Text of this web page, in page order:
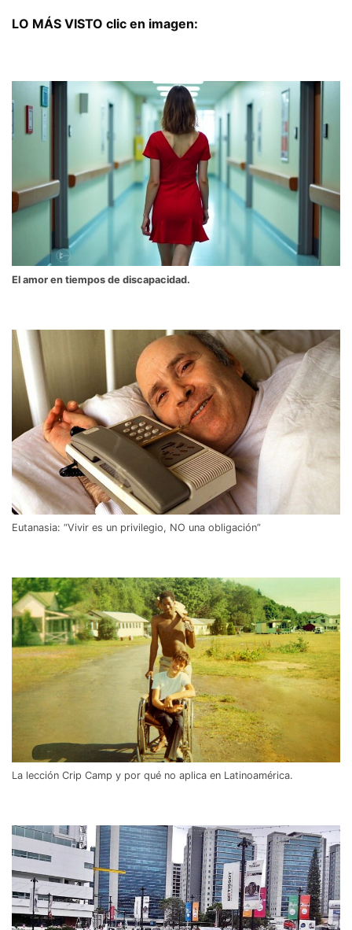
LO MÁS VISTO clic en imagen:
El amor en tiempos de discapacidad.
Eutanasia: “Vivir es un privilegio, NO una obligación”
La lección Crip Camp y por qué no aplica en Latinoamérica.